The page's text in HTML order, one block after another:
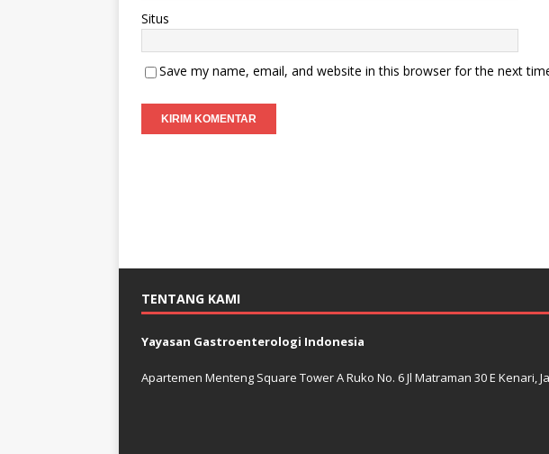
Situs
Save my name, email, and website in this browser for the next
TENTANG KAMI
Yayasan Gastroenterologi Indonesia
Apartemen Menteng Square Tower A Ruko No. 6 Jl Matraman 30 E Kenari,